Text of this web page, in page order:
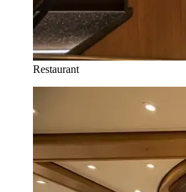
Restaurant